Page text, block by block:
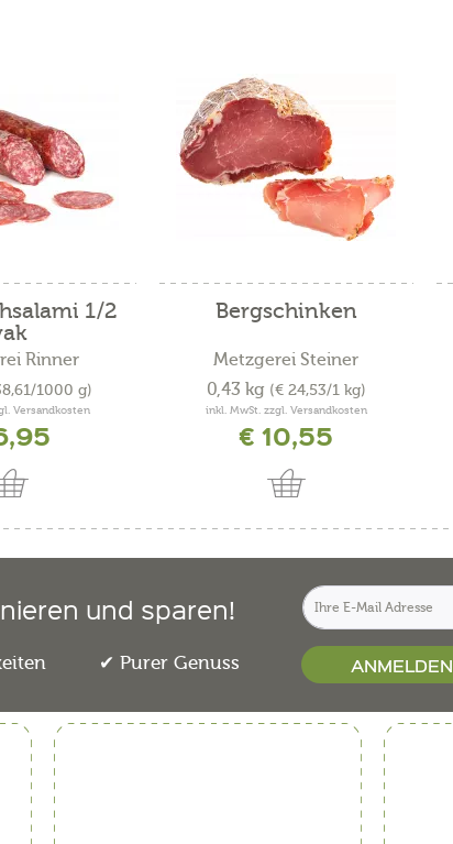
1/2
Rinner
1000 g)
Versandkosten
Bergschinken
Metzgerei Steiner
0,43 kg (€ 24,53/1 kg)
inkl. MwSt. zzgl. Versandkosten
€ 10,55
und sparen!
Purer Genuss ANMELDEN